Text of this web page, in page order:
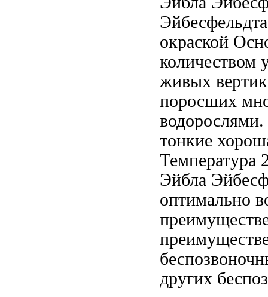
окраской
живых
поросших
тонкие
Температура
Эйбла
оптимально
других